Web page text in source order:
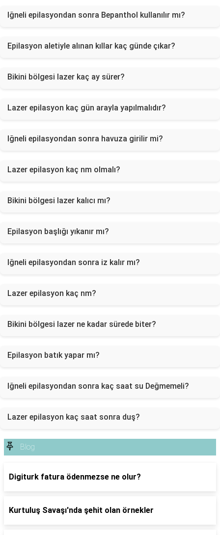
Iğneli epilasyondan sonra Bepanthol kullanılır mı?
Epilasyon aletiyle alınan kıllar kaç günde çıkar?
Bikini bölgesi lazer kaç ay sürer?
Lazer epilasyon kaç gün arayla yapılmalıdır?
Iğneli epilasyondan sonra havuza girilir mi?
Lazer epilasyon kaç nm olmalı?
Bikini bölgesi lazer kalıcı mı?
Epilasyon başlığı yıkanır mı?
Iğneli epilasyondan sonra iz kalır mı?
Lazer epilasyon kaç nm?
Bikini bölgesi lazer ne kadar sürede biter?
Epilasyon batık yapar mı?
Iğneli epilasyondan sonra kaç saat su Değmemeli?
Lazer epilasyon kaç saat sonra duş?
Blog
Digiturk fatura ödenmezse ne olur?
Kurtuluş Savaşı'nda şehit olan örnekler